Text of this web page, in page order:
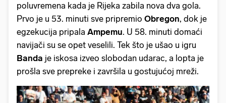
poluvremena kada je Rijeka zabila nova dva gola.
Prvo je u 53. minuti sve pripremio Obregon, dok je
egzekucija pripala Ampemu. U 58. minuti domaći
navijači su se opet veselili. Tek što je ušao u igru
Banda je iskosa izveo slobodan udarac, a lopta je
prošla sve prepreke i završila u gostujućoj mreži.